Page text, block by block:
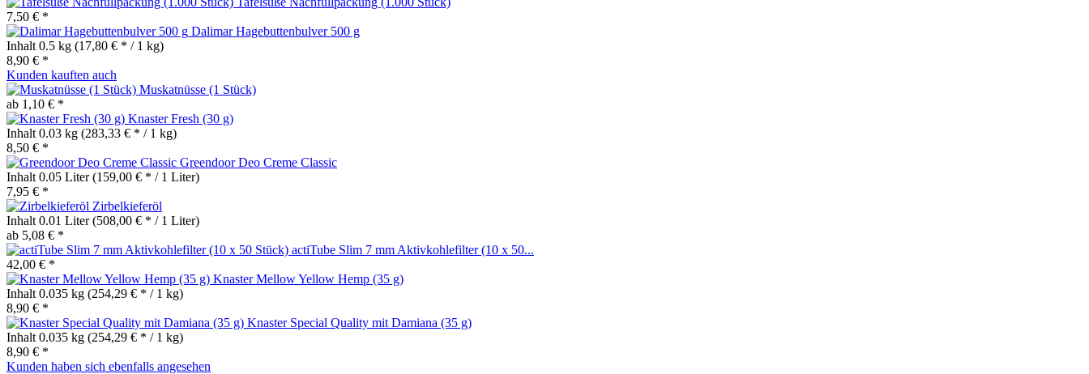
7,50 € *
Dalimar Hagebuttenbulver 500 g
Inhalt 0.5 kg (17,80 € * / 1 kg)
8,90 € *
Kunden kauften auch
Muskatnüsse (1 Stück)
ab 1,10 € *
Knaster Fresh (30 g)
Inhalt 0.03 kg (283,33 € * / 1 kg)
8,50 € *
Greendoor Deo Creme Classic
Inhalt 0.05 Liter(159,00 € * / 1 Liter)
7,95 € *
Zirbelkieferöl
Inhalt 0.01 Liter(508,00 € * / 1 Liter)
ab 5,08 € *
actiTube Slim 7 mm Aktivkohlefilter (10 x 50...
42,00 € *
Knaster Mellow Yellow Hemp (35 g)
Inhalt 0.035 kg (254,29 € * / 1 kg)
8,90 € *
Knaster Special Quality mit Damiana (35 g)
Inhalt 0.035 kg (254,29 € * / 1 kg)
8,90 € *
Kunden haben sich ebenfalls angesehen